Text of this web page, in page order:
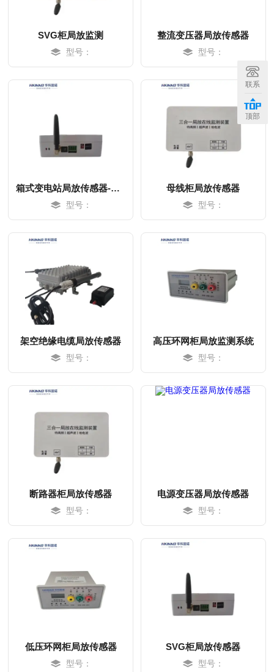
SVG柜局放监测
型号：
整流变压器局放传感器
型号：
箱式变电站局放传感器-智能诊断
型号：
母线柜局放传感器
型号：
架空绝缘电缆局放传感器
型号：
高压环网柜局放监测系统
型号：
断路器柜局放传感器
型号：
电源变压器局放传感器
型号：
低压环网柜局放传感器
型号：
SVG柜局放传感器
型号：
联系
顶部